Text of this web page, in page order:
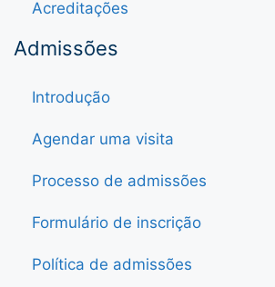
Acreditações
Admissões
Introdução
Agendar uma visita
Processo de admissões
Formulário de inscrição
Política de admissões